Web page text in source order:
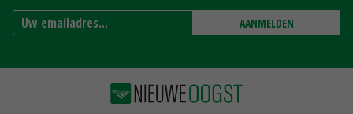
AANMELDEN